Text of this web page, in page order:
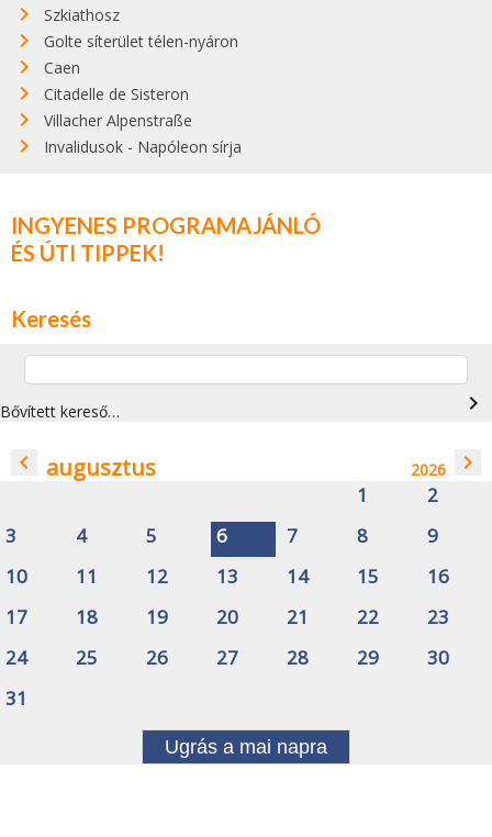
Szkiathosz
Golte síterület télen-nyáron
Caen
Citadelle de Sisteron
Villacher Alpenstraße
Invalidusok - Napóleon sírja
INGYENES PROGRAMAJÁNLÓ
ÉS ÚTI TIPPEK!
Keresés
Bővített kereső… navigate_next
navigate_before augusztus 2026 navigate_next
1
2
3
4 5 6 7 8
9
10
11 12 13 14 15
16
17
18 19 20 21 22
23
24
25 26 27 28 29
30
31
Ugrás a mai napra